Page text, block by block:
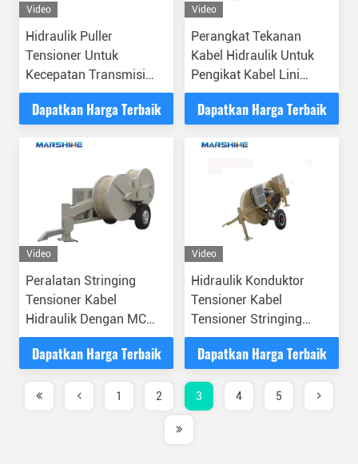
Video
Hidraulik Puller
Tensioner Untuk
Kecepatan Transmisi
Line Stringing
Dapatkan Harga Terbaik
Video
Perangkat Tekanan
Kabel Hidraulik Untuk
Pengikat Kabel Lini
Udara
Dapatkan Harga Terbaik
Video
Peralatan Stringing
Tensioner Kabel
Hidraulik Dengan MC
Nylon Bullwheel
Dapatkan Harga Terbaik
Video
Hidraulik Konduktor
Tensioner Kabel
Tensioner Stringing
Peralatan Transmisi
Power Line
Dapatkan Harga Terbaik
1 2 3 4 5